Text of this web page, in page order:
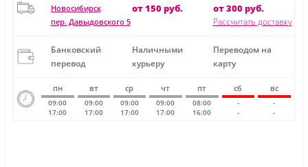
Новосибирск
пер. Давыдовского 5
от 150 руб. от 300 руб.
Рассчитать доставку
Банковский
перевод
Наличными
курьеру
Переводом на
карту
пн вт ср чт пт сб вс
09:00
17:00
09:00
17:00
09:00
17:00
09:00
17:00
08:00
16:00
-
-
-
-